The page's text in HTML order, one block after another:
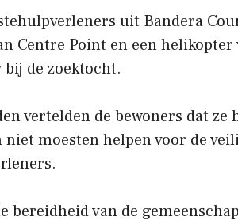
uit Bandera
Centre Point en een
bij de zoektocht.
vertelden de bewoners dat ze
moesten helpen voor de
bereidheid van de